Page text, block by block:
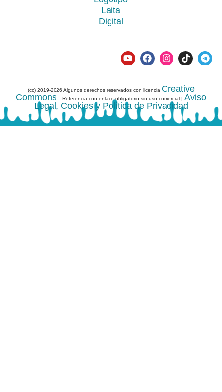
(cc) 2019-2026 Algunos derechos reservados con licencia Creative
Commons – Referencia con enlace obligatorio sin uso comercial | Aviso
Legal, Cookies y Política de Privacidad